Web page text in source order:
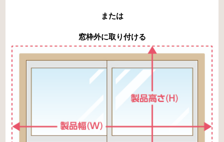
または
窓枠外に取り付ける